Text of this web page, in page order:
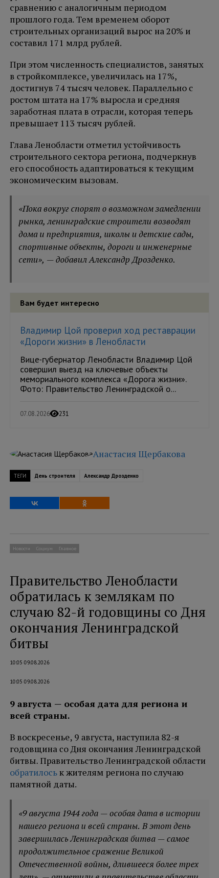
сравнению с аналогичным периодом
прошлого года. Тем временем оборот
строительных организаций вырос на 20% и
составил 171 млрд рублей.
При этом численность специалистов, занятых
в стройкомплексе, увеличилась на 17%,
достигнув 74 тысяч человек. Параллельно с
ростом штата на 17% выросла и средняя
заработная плата в отрасли, которая теперь
превышает 113 тысяч рублей.
Глава Ленобласти отметил устойчивость
строительного сектора региона, подчеркнув
его способность адаптироваться к текущим
экономическим вызовам.
«Пока вокруг спорят о возможном замедлении
рынка, ленинградские строители возводят
дома и предприятия, школы и детские сады,
спортивные объекты, дороги и инженерные
сети», — добавил Александр Дрозденко.
Вам будет интересно
Владимир Цой проверил ход реставрации
«Дороги жизни» в Ленобласти
Вице-губернатор Ленобласти Владимир Цой
совершил выезд на ключевые объекты
мемориального комплекса «Дорога жизни».
Фото: Правительство Ленинградской о...
07.08.2026 231
Анастасия Щербакова
ТЕГИ День строителя Александр Дрозденко
Новости Социум Главное
Правительство Ленобласти
обратилась к землякам по
случаю 82-й годовщины со Дня
окончания Ленинградской
битвы
10:05 09.08.2026
10:05 09.08.2026
9 августа — особая дата для региона и
всей страны.
В воскресенье, 9 августа, наступила 82-я
годовщина со Дня окончания Ленинградской
битвы. Правительство Ленинградской области
обратилось к жителям региона по случаю
памятной даты.
«9 августа 1944 года — особая дата в истории
нашего региона и всей страны. В этот день
завершилась Ленинградская битва — самое
продолжительное сражение Великой
Отечественной войны, длившееся более трех